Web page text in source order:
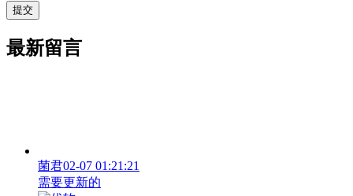
最新留言
菌君02-07 01:21:21
需要更新的